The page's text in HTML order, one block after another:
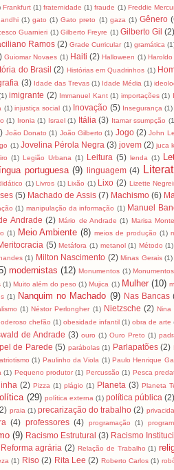
Frankfurt (1) fraternidade (1) fraude (1) Freddie
(1) gato (1) Gato preto (1) gaza (1) Gênero
Guarnieri (1) Gilberto Freyre (1) Gilberto Gil (2)
Ramos (2) Grade Curricular (1) gramática
Guiomar Novaes (1) Haiti (2) Halloween (1)
do Brasil (2) Histórias em Quadrinhos (1)
(3) Idade das Trevas (1) Idade Média (1)
imigrante (2) Immanuel Kant (1) importações (1)
(1) injustiça social (1) Inovação (5) Insegurança (1)
(1) Ironia (1) Israel (1) Itália (3) Itamar ssumpção
João Donato (1) João Gilberto (1) Jogo (2) John
(1) Jovelina Pérola Negra (3) jovem (2) juca
(1) Legião Urbana (1) Leitura (5) lenda (1)
portuguesa (9) linguagem (4)
(1) Livros (1) Lixão (1) Lixo (2) Lizette
(5) Machado de Assis (7) Machismo (6)
(1) manipulação da informação (1) Manuel
Andrade (2) Mário de Andrade (1) Marisa Monte
(1) Meio Ambiente (8) meios de produção (1)
(5) Metáfora (1) metanol (1) Método (1)
(1) Milton Nascimento (2) Minas Gerais (1)
modernistas (12) Monumentos (1)
(1) Muito além do peso (1) Mujica (1) Mulher (10)
(1) Nanquim no Machado (9) Nas Bancas
(1) Néstor Perlongher (1) Nietzsche (2) Nina
chefão (1) obesidade infantil (1) obra de arte
de Andrade (3) ouro (1) Ouro Preto (1)
de Parede (5) parábolas (1) Parlapatões (2)
(1) Paulinho da Viola (1) Paulo Henrique
(1) Pequeno produtor (1) Percussão (1) Pesca
(2) Pizza (1) plágio (1) Planeta (3) Planeta
(29) política externa (1) política pública (2)
praia (1) precarização do trabalho (2)
(4) professores (4) programação (1)
(9) Racismo Estrutural (3) Racismo
Reforma agrária (2) Relação de Trabalho (1)
(1) Riso (2) Rita Lee (2) Roberto Carlos (1)